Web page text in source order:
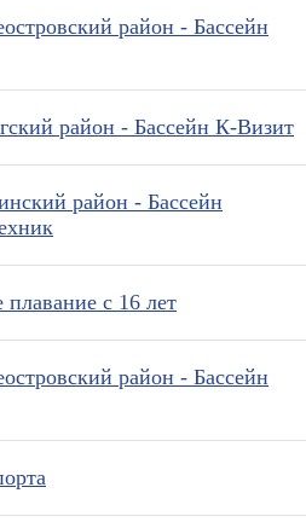
район - Бассейн
район - Бассейн К-Визит
район - Бассейн
с 16 лет
район - Бассейн